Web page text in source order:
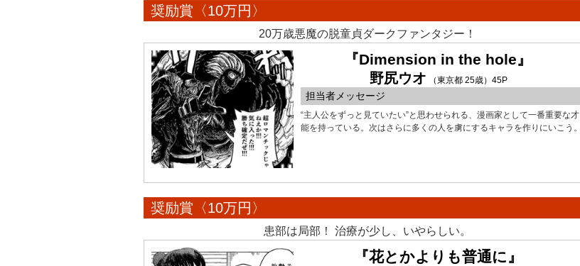
奨励賞〈10万円〉
20万歳悪魔の脱童貞ダークファンタジー！
『Dimension in the hole』
野尻ウオ （東京都 25歳）45P
担当者メッセージ
“主人公をずっと見ていたい”と思わせられる、漫画家として一番重要な才
能を持っている。次はさらに多くの人を虜にするキャラを作りにいこう。
奨励賞〈10万円〉
患部は局部！ 治療が少し、いやらしい。
『花とかよりも普通に』